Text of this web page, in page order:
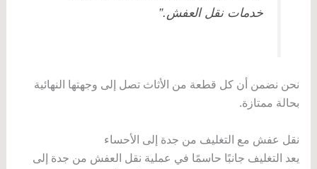
خدمات نقل العفش.”
نحن نضمن أن كل قطعة من الأثاث تصل إلى وجهتها النهائية
بحالة ممتازة.
نقل عفش مع التغليف من جدة إلى الأحساء
يعد التغليف جانبًا حاسمًا في عملية نقل العفش من جدة إلى